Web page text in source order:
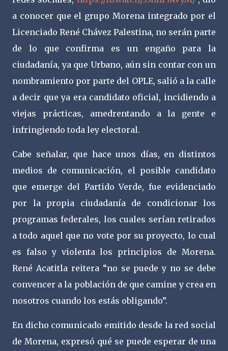
a conocer que el grupo Morena integrado por el
Licenciado René Chávez Palestina, no serán parte
de lo que confirma es un engaño para la
ciudadanía, ya que Urbano, aún sin contar con un
nombramiento por parte del OPLE, salió a la calle
a decir que ya era candidato oficial, incidiendo a
viejas prácticas, amedrentando a la gente e
infringiendo toda ley electoral.
Cabe señalar, que hace unos días, en distintos
medios de comunicación, el posible candidato
que emerge del Partido Verde, fue evidenciado
por la propia ciudadanía de condicionar los
programas federales, los cuales serían retirados
a todo aquel que no vote por su proyecto, lo cual
es falso y violenta los principios de Morena.
René Acatitla reitera “no se puede y no se debe
convencer a la población de que camine y crea en
nosotros cuando los estás obligando”.
En dicho comunicado emitido desde la red social
de Morena, expresó qué se puede esperar de una